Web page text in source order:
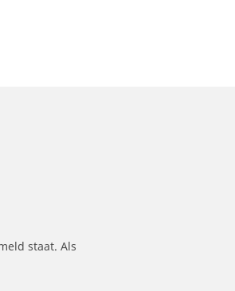
staat. Als